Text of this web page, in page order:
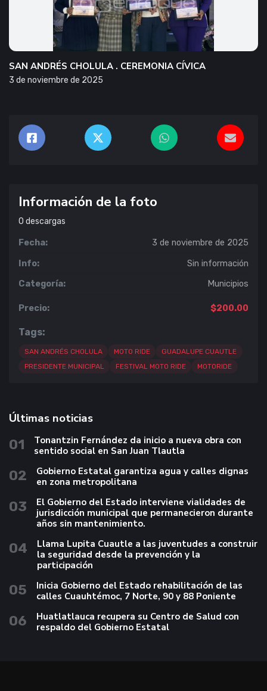
SAN ANDRÉS CHOLULA . CEREMONIA CÍVICA
3 de noviembre de 2025
Información de la foto
0 descargas
Fecha: 3 de noviembre de 2025
Info: Sin información
Categoría: Municipios
Precio: $200.00
Tags:
SAN ANDRÉS CHOLULA MOTO RIDE
GUADALUPE CUAUTLE
PRESIDENTE MUNICIPAL
FESTIVAL MOTO RIDE MOTORIDE
Últimas noticias
01
Tonantzin Fernández da inicio a nueva obra con
sentido social en San Juan Tlautla
02
Gobierno Estatal garantiza agua y calles dignas
en zona metropolitana
03
El Gobierno del Estado interviene vialidades de
jurisdicción municipal que permanecieron durante
años sin mantenimiento.
04
Llama Lupita Cuautle a las juventudes a construir
la seguridad desde la prevención y la
participación
05
Inicia Gobierno del Estado rehabilitación de las
calles Cuauhtémoc, 7 Norte, 90 y 88 Poniente
06
Huatlatlauca recupera su Centro de Salud con
respaldo del Gobierno Estatal